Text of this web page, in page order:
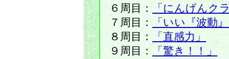
６周目：
「にんげんク
７周目：
「いい『波動
８周目：
「直感力」
９周目：
「驚き！！」